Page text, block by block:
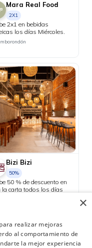
Mara Real Food
2X1
2x1 en bebidas
los días Miércoles.
Bizi Bizi
50%
50 % de descuento en
la carta todos los días
×
realizar mejoras
al comportamiento de
la mejor experiencia